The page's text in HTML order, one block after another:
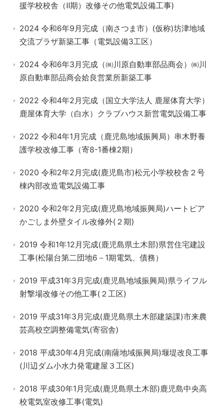
援学校校舎（Ⅱ期）改修その他電気設備工事)
2024 令和6年9月完成（南さつま市）(仮称)坊津地域
交流プラザ新築工事（電気設備3工区）
2024 令和6年3月完成（㈱川原自動車部品商会）㈱川
原自動車部品商会姶良営業所新築工事
2022 令和4年2月完成（国立大学法人 鹿屋体育大学）
鹿屋体育大学（白水）クラブハウス新営電気設備工事
2022 令和4年1月完成（鹿児島地域振興局）串木野養
護学校改修工事（寄8-1番棟2期）
2020 令和2年2月完成(鹿児島市)松元小学校校舎２号
棟内部改造電気設備工事
2020 令和2年2月完成(鹿児島地域振興局)ハートピア
かごしま外壁タイル改修外(２期)
2019 令和1年12月完成(鹿児島県土木部)県営住宅建設
工事(松陽台第二団地6－1期電気、債務）
2019 平成31年3月完成(鹿児島地域振興局)県ライフル
射撃場改修その他工事(２工区)
2019 平成31年3月完成(鹿児島県土木部建築課)市来農
芸高校空調整備電気(寄宿舎)
2018 平成30年4月完成(南薩地域振興局)堰堤改良工事
(川辺ダム小水力発電建屋３工区)
2018 平成30年1月完成(鹿児島県土木部)鹿児島中央高
校電気室改修工事(電気)